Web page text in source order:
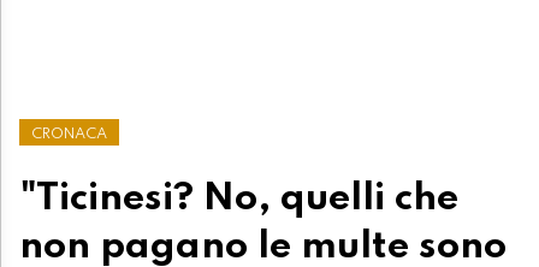
CRONACA
"Ticinesi? No, quelli che
non pagano le multe sono